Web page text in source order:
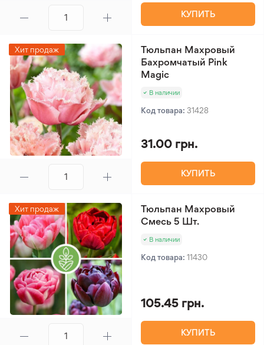
КУПИТЬ
Хит продаж
Тюльпан Махровый
Бахромчатый Pink
Magic
В наличии
Код товара: 31428
31.00 грн.
КУПИТЬ
Хит продаж
Тюльпан Махровый
Смесь 5 Шт.
В наличии
Код товара: 11430
105.45 грн.
КУПИТЬ